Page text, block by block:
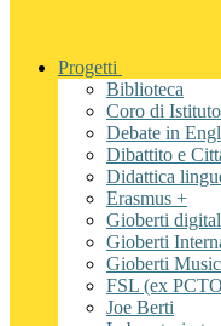
Progetti
Biblioteca
Coro di Istituto
Debate in
Dibattito e
Didattica
Erasmus +
Gioberti
Gioberti
Gioberti
FSL (ex
Joe Berti